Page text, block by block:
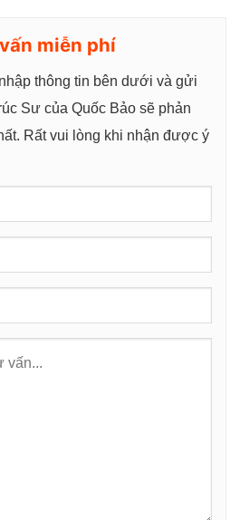
miễn phí
thông tin bên dưới và gửi
Sư của Quốc Bảo sẽ phản
Rất vui lòng khi nhận được ý